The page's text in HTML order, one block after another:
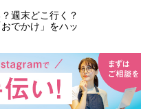
週末どこ行く？
でかけ」をハッ